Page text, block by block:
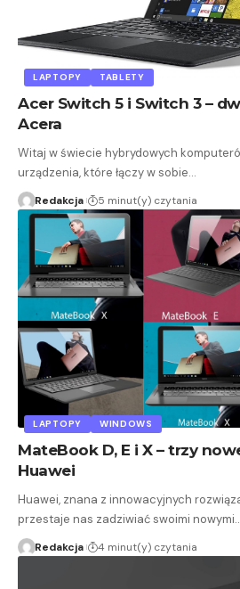
LAPTOPY TABLETY
Acer Switch 5 i Switch 3 –
Acera
Witaj w świecie hybrydowych
urządzenia, które łączy w sobie…
Redakcja 5 minut(y) czytania
LAPTOPY WINDOWS
MateBook D, E i X – trzy
Huawei
Huawei, znana z innowacyjnych
przestaje nas zadziwiać swoimi
Redakcja 4 minut(y) czytania